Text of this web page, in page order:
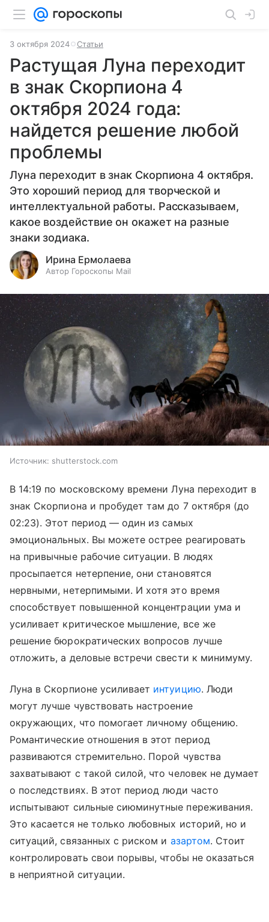
3 октября 2024 Статьи
Растущая Луна переходит
в знак Скорпиона 4
октября 2024 года:
найдется решение любой
проблемы
Луна переходит в знак Скорпиона 4 октября.
Это хороший период для творческой и
интеллектуальной работы. Рассказываем,
какое воздействие он окажет на разные
знаки зодиака.
Ирина Ермолаева
Автор Гороскопы Mail
Источник: shutterstock.com
В 14:19 по московскому времени Луна переходит в
знак Скорпиона и пробудет там до 7 октября (до
02:23). Этот период — один из самых
эмоциональных. Вы можете острее реагировать
на привычные рабочие ситуации. В людях
просыпается нетерпение, они становятся
нервными, нетерпимыми. И хотя это время
способствует повышенной концентрации ума и
усиливает критическое мышление, все же
решение бюрократических вопросов лучше
отложить, а деловые встречи свести к минимуму.
Луна в Скорпионе усиливает интуицию. Люди
могут лучше чувствовать настроение
окружающих, что помогает личному общению.
Романтические отношения в этот период
развиваются стремительно. Порой чувства
захватывают с такой силой, что человек не думает
о последствиях. В этот период люди часто
испытывают сильные сиюминутные переживания.
Это касается не только любовных историй, но и
ситуаций, связанных с риском и азартом. Стоит
контролировать свои порывы, чтобы не оказаться
в неприятной ситуации.